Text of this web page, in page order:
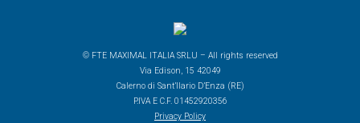
© FTE MAXIMAL ITALIA SRLU – All rights reserved
Via Edison, 15 42049
Calerno di Sant’Ilario D’Enza (RE)
P.IVA E C.F. 01452920356
Privacy Policy